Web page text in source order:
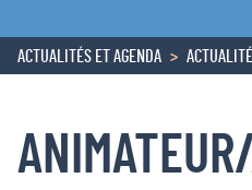
ACCUEIL
ACTUALITÉS ET AGENDA